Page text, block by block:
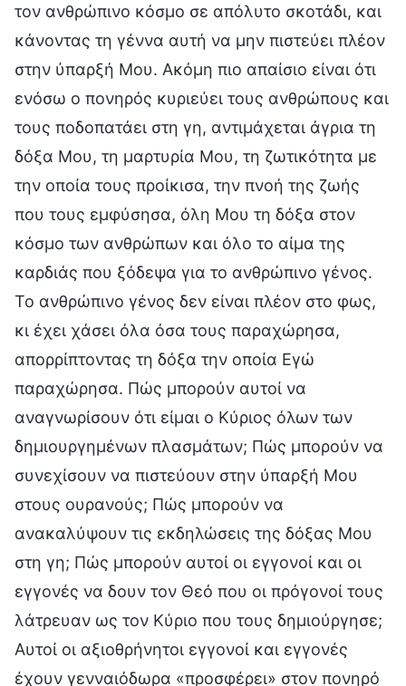
τον ανθρώπινο κόσμο σε απόλυτο σκοτάδι, και
κάνοντας τη γέννα αυτή να μην πιστεύει πλέον
στην ύπαρξή Μου. Ακόμη πιο απαίσιο είναι ότι
ενόσω ο πονηρός κυριεύει τους ανθρώπους και
τους ποδοπατάει στη γη, αντιμάχεται άγρια τη
δόξα Μου, τη μαρτυρία Μου, τη ζωτικότητα με
την οποία τους προίκισα, την πνοή της ζωής
που τους εμφύσησα, όλη Μου τη δόξα στον
κόσμο των ανθρώπων και όλο το αίμα της
καρδιάς που ξόδεψα για το ανθρώπινο γένος.
Το ανθρώπινο γένος δεν είναι πλέον στο φως,
κι έχει χάσει όλα όσα τους παραχώρησα,
απορρίπτοντας τη δόξα την οποία Εγώ
παραχώρησα. Πώς μπορούν αυτοί να
αναγνωρίσουν ότι είμαι ο Κύριος όλων των
δημιουργημένων πλασμάτων; Πώς μπορούν να
συνεχίσουν να πιστεύουν στην ύπαρξή Μου
στους ουρανούς; Πώς μπορούν να
ανακαλύψουν τις εκδηλώσεις της δόξας Μου
στη γη; Πώς μπορούν αυτοί οι εγγονοί και οι
εγγονές να δουν τον Θεό που οι πρόγονοί τους
λάτρευαν ως τον Κύριο που τους δημιούργησε;
Αυτοί οι αξιοθρήνητοι εγγονοί και εγγονές
έχουν γενναιόδωρα «προσφέρει» στον πονηρό